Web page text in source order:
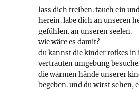
lass dich treiben. tauch ein
herein. labe dich an unseren
gefühlen. an unseren seelen.
wie wäre es damit?
du kannst die kinder rotkes in
vertrauten umgebung
die warmen hände unserer
begeben. und du wirst sehen,